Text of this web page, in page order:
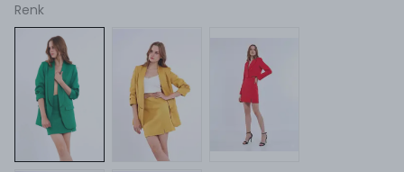
Renk